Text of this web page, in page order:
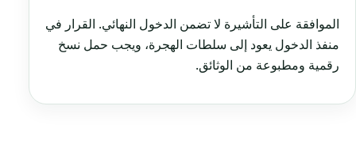
الموافقة على التأشيرة لا تضمن الدخول النهائي. القرار في
منفذ الدخول يعود إلى سلطات الهجرة، ويجب حمل نسخ
رقمية ومطبوعة من الوثائق.